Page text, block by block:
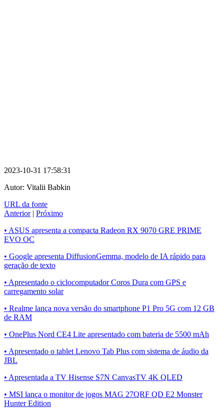
2023-10-31 17:58:31
Autor: Vitalii Babkin
URL da fonte
Anterior| Próximo
• ASUS apresenta a compacta Radeon RX 9070 GRE PRIME
EVO OC
• Google apresenta DiffusionGemma, modelo de IA rápido para
geração de texto
• Apresentado o ciclocomputador Coros Dura com GPS e
carregamento solar
• Realme lança nova versão do smartphone P1 Pro 5G com 12 GB
de RAM
• OnePlus Nord CE4 Lite apresentado com bateria de 5500 mAh
• Apresentado o tablet Lenovo Tab Plus com sistema de áudio da
JBL
• Apresentada a TV Hisense S7N CanvasTV 4K QLED
• MSI lança o monitor de jogos MAG 27QRF QD E2 Monster
Hunter Edition